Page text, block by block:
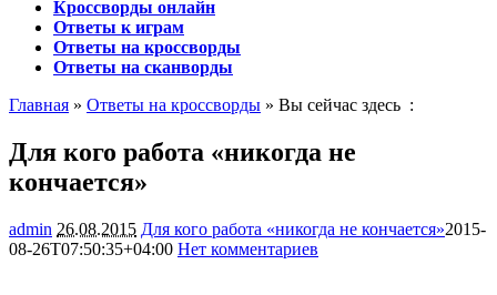
Кроссворды онлайн
Ответы к играм
Ответы на кроссворды
Ответы на сканворды
Главная » Ответы на кроссворды » Вы сейчас здесь :
Для кого работа «никогда не
кончается»
admin 26.08.2015 Для кого работа «никогда не кончается»2015-
08-26T07:50:35+04:00 Нет комментариев